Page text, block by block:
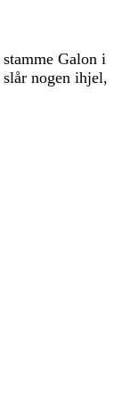
stamme Galon i
slår nogen ihjel,